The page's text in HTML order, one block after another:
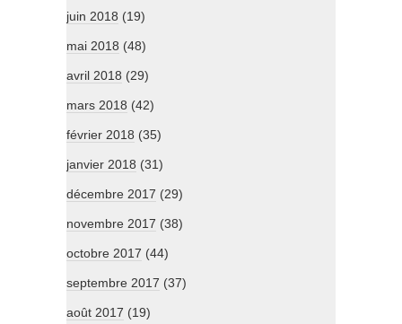
juin 2018 (19)
mai 2018 (48)
avril 2018 (29)
mars 2018 (42)
février 2018 (35)
janvier 2018 (31)
décembre 2017 (29)
novembre 2017 (38)
octobre 2017 (44)
septembre 2017 (37)
août 2017 (19)